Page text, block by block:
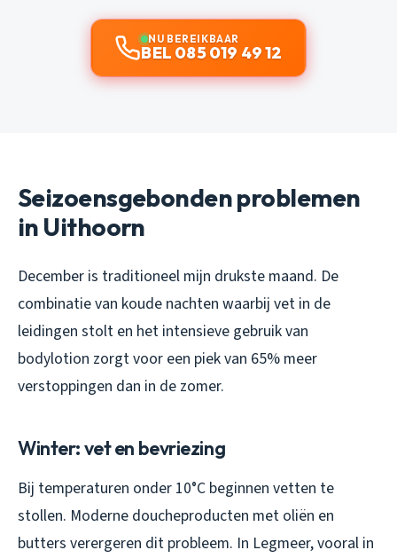
NU BEREIKBAAR
BEL 085 019 49 12
Seizoensgebonden problemen
in Uithoorn
December is traditioneel mijn drukste maand. De
combinatie van koude nachten waarbij vet in de
leidingen stolt en het intensieve gebruik van
bodylotion zorgt voor een piek van 65% meer
verstoppingen dan in de zomer.
Winter: vet en bevriezing
Bij temperaturen onder 10°C beginnen vetten te
stollen. Moderne doucheproducten met oliën en
butters verergeren dit probleem. In Legmeer, vooral in